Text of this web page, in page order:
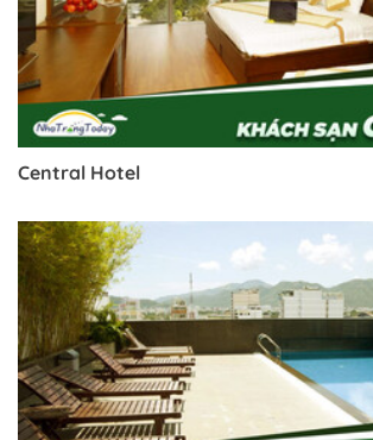
Central Hotel